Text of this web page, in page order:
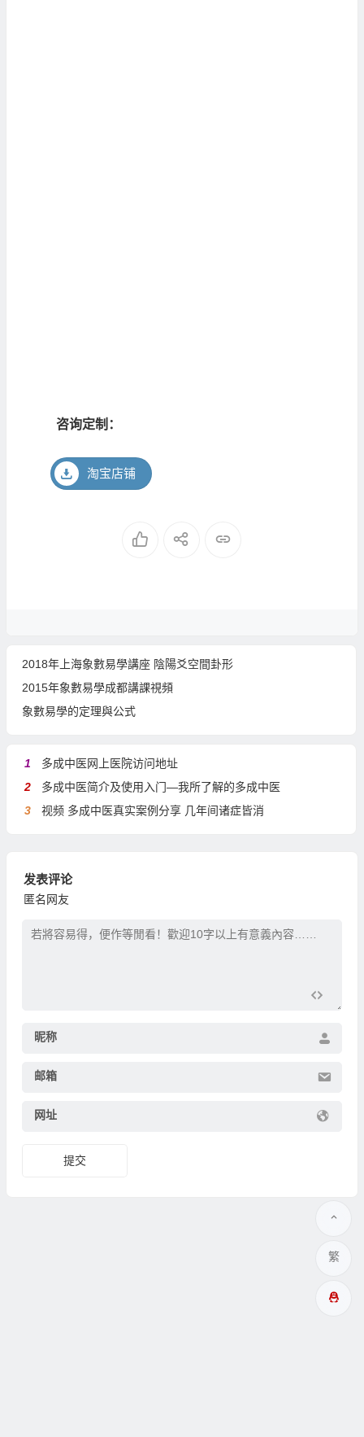
咨询定制：
淘宝店铺
2018年上海象數易學講座 陰陽爻空間卦形
2015年象數易學成都講課視頻
象數易學的定理與公式
1
多成中医网上医院访问地址
2
多成中医简介及使用入门—我所了解的多成中医
3
视频 多成中医真实案例分享 几年间诸症皆消
发表评论
匿名网友
昵称
邮箱
网址
繁